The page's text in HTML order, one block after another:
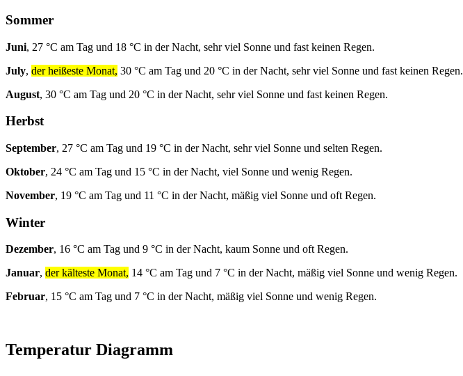
Sommer
Juni, 27 °C am Tag und 18 °C in der Nacht, sehr viel Sonne und fast keinen Regen.
July, der heißeste Monat, 30 °C am Tag und 20 °C in der Nacht, sehr viel Sonne und fast keinen Regen.
August, 30 °C am Tag und 20 °C in der Nacht, sehr viel Sonne und fast keinen Regen.
Herbst
September, 27 °C am Tag und 19 °C in der Nacht, sehr viel Sonne und selten Regen.
Oktober, 24 °C am Tag und 15 °C in der Nacht, viel Sonne und wenig Regen.
November, 19 °C am Tag und 11 °C in der Nacht, mäßig viel Sonne und oft Regen.
Winter
Dezember, 16 °C am Tag und 9 °C in der Nacht, kaum Sonne und oft Regen.
Januar, der kälteste Monat, 14 °C am Tag und 7 °C in der Nacht, mäßig viel Sonne und wenig Regen.
Februar, 15 °C am Tag und 7 °C in der Nacht, mäßig viel Sonne und wenig Regen.
Temperatur Diagramm